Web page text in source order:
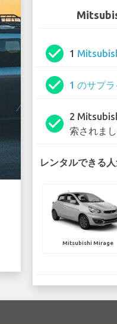
check_circle 1
check_circle 1 のサプ
check_circle
2
索されまし
レンタルできる
Mitsubishi Mirage